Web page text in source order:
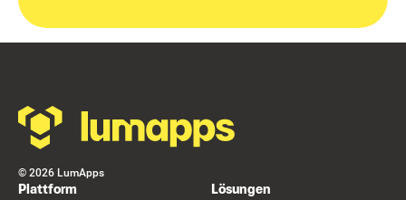
© 2026 LumApps
Plattform Lösungen